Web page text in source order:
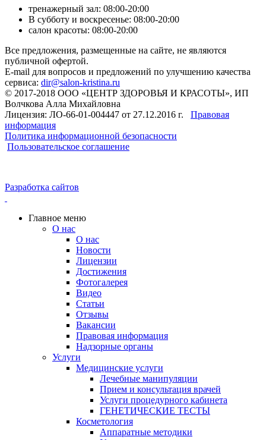
тренажерный зал: 08:00-20:00
В субботу и воскресенье: 08:00-20:00
салон красоты: 08:00-20:00
Все предложения, размещенные на сайте, не являются
публичной офертой.
E-mail для вопросов и предложений по улучшению качества
сервиса: dir@salon-kristina.ru
© 2017-2018 ООО «ЦЕНТР ЗДОРОВЬЯ И КРАСОТЫ», ИП
Волчкова Алла Михайловна
Лицензия: ЛО-66-01-004447 от 27.12.2016 г. Правовая
информация
Политика информационной безопасности
Пользовательское соглашение
Разработка сайтов
Главное меню
О нас
О нас
Новости
Лицензии
Достижения
Фотогалерея
Видео
Статьи
Отзывы
Вакансии
Правовая информация
Надзорные органы
Услуги
Медицинские услуги
Лечебные манипуляции
Прием и консультация врачей
Услуги процедурного кабинета
ГЕНЕТИЧЕСКИЕ ТЕСТЫ
Косметология
Аппаратные методики